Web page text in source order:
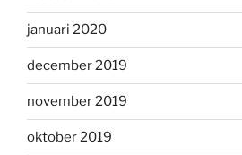
januari 2020
december 2019
november 2019
oktober 2019